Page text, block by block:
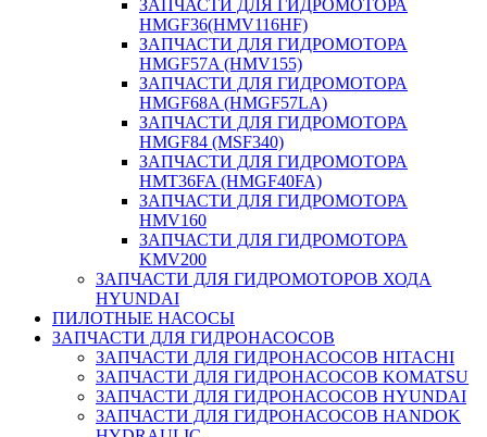
ЗАПЧАСТИ ДЛЯ ГИДРОМОТОРА
HMGF36(HMV116HF)
ЗАПЧАСТИ ДЛЯ ГИДРОМОТОРА
HMGF57A (HMV155)
ЗАПЧАСТИ ДЛЯ ГИДРОМОТОРА
HMGF68A (HMGF57LA)
ЗАПЧАСТИ ДЛЯ ГИДРОМОТОРА
HMGF84 (MSF340)
ЗАПЧАСТИ ДЛЯ ГИДРОМОТОРА
HMT36FA (HMGF40FA)
ЗАПЧАСТИ ДЛЯ ГИДРОМОТОРА
HMV160
ЗАПЧАСТИ ДЛЯ ГИДРОМОТОРА
KMV200
ЗАПЧАСТИ ДЛЯ ГИДРОМОТОРОВ ХОДА
HYUNDAI
ПИЛОТНЫЕ НАСОСЫ
ЗАПЧАСТИ ДЛЯ ГИДРОНАСОСОВ
ЗАПЧАСТИ ДЛЯ ГИДРОНАСОСОВ HITACHI
ЗАПЧАСТИ ДЛЯ ГИДРОНАСОСОВ KOMATSU
ЗАПЧАСТИ ДЛЯ ГИДРОНАСОСОВ HYUNDAI
ЗАПЧАСТИ ДЛЯ ГИДРОНАСОСОВ HANDOK